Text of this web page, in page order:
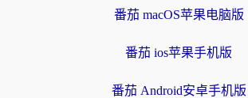
番茄 macOS苹果电脑版
番茄 ios苹果手机版
番茄 Android安卓手机版